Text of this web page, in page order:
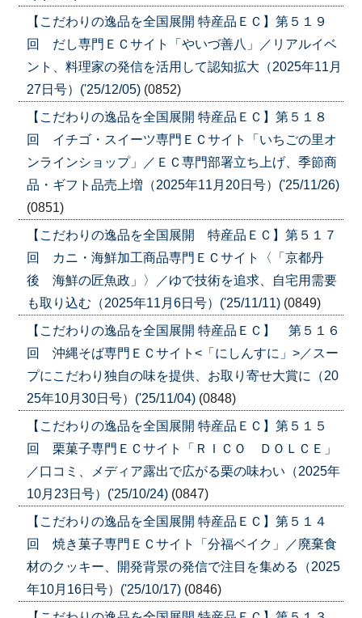
【こだわりの逸品を全国展開 特産品ＥＣ】第５１９
回 だし専門ＥＣサイト「やいづ善八」／リアルイベ
ント、料理家の発信を活用して認知拡大（2025年11月
27日号）('25/12/05) (0852)
【こだわりの逸品を全国展開 特産品ＥＣ】第５１８
回 イチゴ・スイーツ専門ＥＣサイト「いちごの里オ
ンラインショップ」／ＥＣ専門部署立ち上げ、季節商
品・ギフト品売上増（2025年11月20日号）('25/11/26)
(0851)
【こだわりの逸品を全国展開 特産品ＥＣ】第５１７
回 カニ・海鮮加工商品専門ＥＣサイト〈「京都丹
後 海鮮の匠魚政」〉／ゆで技術を追求、自宅用需要
も取り込む（2025年11月6日号）('25/11/11) (0849)
【こだわりの逸品を全国展開 特産品ＥＣ】 第５１６
回 沖縄そば専門ＥＣサイト<「にしんすに」>／スー
プにこだわり独自の味を提供、お取り寄せ大賞に（20
25年10月30日号）('25/11/04) (0848)
【こだわりの逸品を全国展開 特産品ＥＣ】第５１５
回 栗菓子専門ＥＣサイト「ＲＩＣＯ ＤＯＬＣＥ」
／口コミ、メディア露出で広がる栗の味わい（2025年
10月23日号）('25/10/24) (0847)
【こだわりの逸品を全国展開 特産品ＥＣ】第５１４
回 焼き菓子専門ＥＣサイト「分福ベイク」／廃棄食
材のクッキー、開発背景の発信で注目を集める（2025
年10月16日号）('25/10/17) (0846)